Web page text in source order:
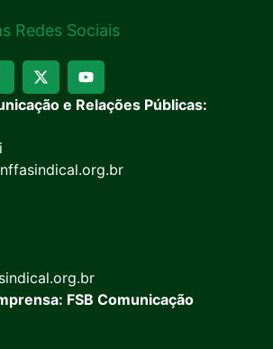
Redes Sociais
e Relações Públicas:
FSB Comunicação